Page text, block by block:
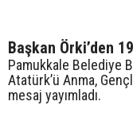
Başkan Örki’den
Pamukkale Belediye
Atatürk’ü Anma,
mesaj yayımladı.